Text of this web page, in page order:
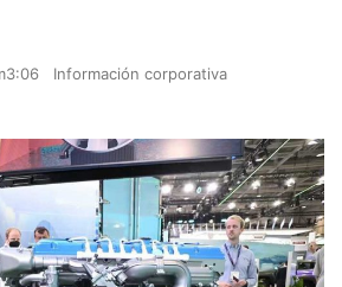
Información corporativa